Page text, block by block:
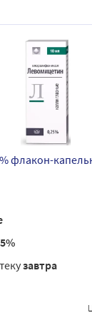
флакон-
завтра